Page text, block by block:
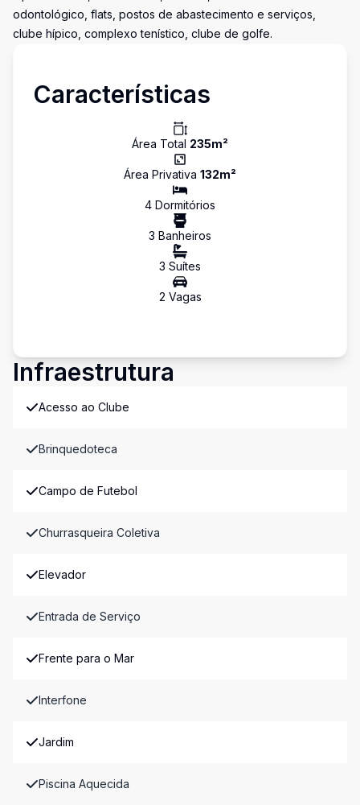
odontológico, flats, postos de abastecimento e serviços,
clube hípico, complexo tenístico, clube de golfe.
Características
Área Total 235m²
Área Privativa 132m²
4 Dormitórios
3 Banheiros
3 Suítes
2 Vagas
Infraestrutura
Acesso ao Clube
Brinquedoteca
Campo de Futebol
Churrasqueira Coletiva
Elevador
Entrada de Serviço
Frente para o Mar
Interfone
Jardim
Piscina Aquecida